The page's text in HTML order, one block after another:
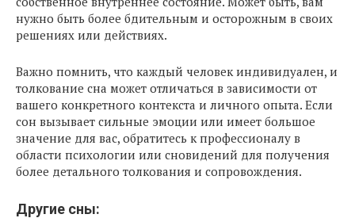
нужно быть более бдительным и осторожным в своих
решениях или действиях.
Важно помнить, что каждый человек индивидуален, и
толкование сна может отличаться в зависимости от
вашего конкретного контекста и личного опыта. Если
сон вызывает сильные эмоции или имеет большое
значение для вас, обратитесь к профессионалу в
области психологии или сновидений для получения
более детального толкования и сопровождения.
Другие сны: